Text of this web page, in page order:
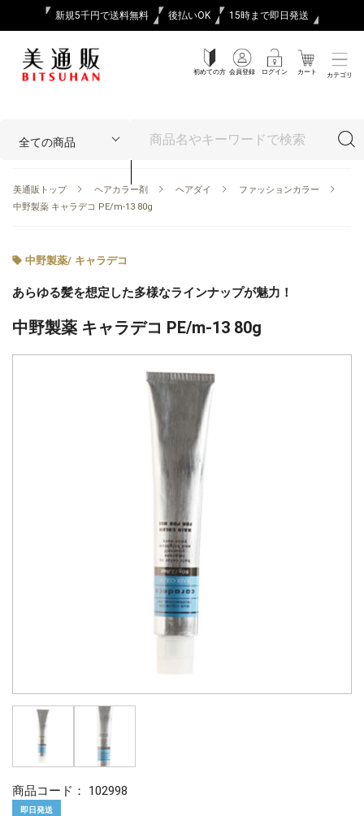
新規5千円で送料無料 後払いOK 15時まで即日発送
初めての方 会員登録 ログイン カート カテゴリ
美通販トップ ヘアカラー剤 ヘアダイ
ファッションカラー
中野製薬 キャラデコ PE/m-13 80g
中野製薬/ キャラデコ
あらゆる髪を想定した多様なラインナップが魅力！
中野製薬 キャラデコ PE/m-13 80g
商品コード： 102998
即日発送